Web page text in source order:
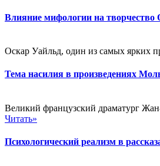
Влияние мифологии на творчество
Оскар Уайльд, один из самых ярких
Тема насилия в произведениях
Великий французский драматург
Читать»
Психологический реализм в